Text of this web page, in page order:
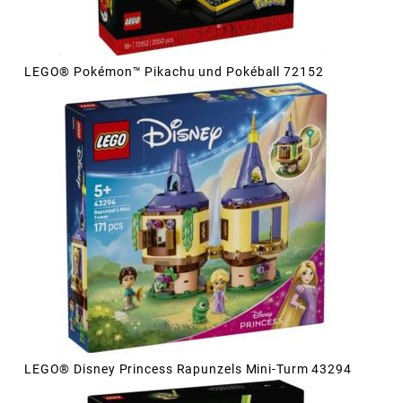
LEGO® Pokémon™ Pikachu und Pokéball 72152
LEGO® Disney Princess Rapunzels Mini-Turm 43294